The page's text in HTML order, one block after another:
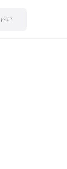
יִעוּץ